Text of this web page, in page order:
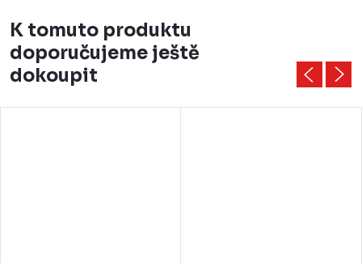
K tomuto produktu
doporučujeme ještě
dokoupit